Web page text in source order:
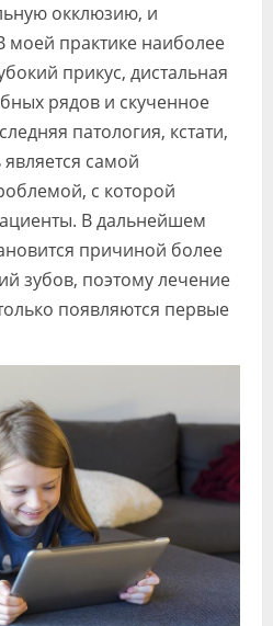
окклюзию, и
моей практике наиболее
прикус, дистальная
рядов и скученное
патология, кстати,
самой
с которой
В дальнейшем
причиной более
зубов, поэтому лечение
появляются первые